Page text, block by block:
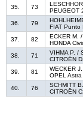
35.
73
PEUGEOT
36.
79
FIAT Punto
37.
82
ECKER M.
HONDA
38.
71
VIHMA P. /
CITROËN
39.
81
WECKER
OPEL Astra
40.
76
SCHMITT
CITROËN